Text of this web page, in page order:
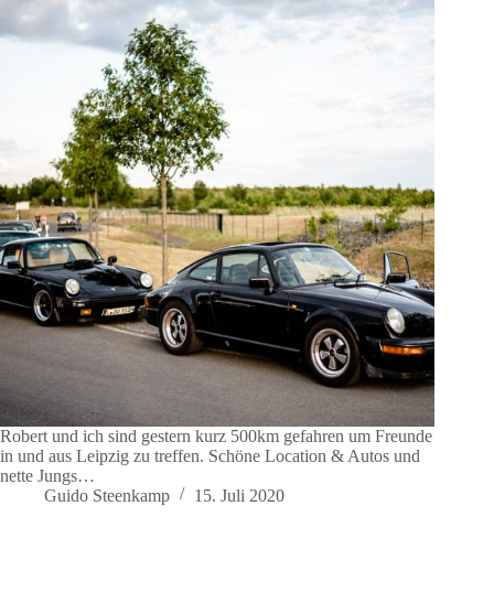
Robert und ich sind gestern kurz 500km gefahren um Freunde
in und aus Leipzig zu treffen. Schöne Location & Autos und
nette Jungs…
Guido Steenkamp
15. Juli 2020